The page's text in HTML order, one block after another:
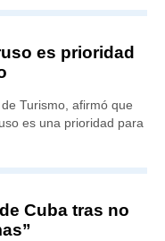
es prioridad
Turismo, afirmó que
es una prioridad para
Cuba tras no